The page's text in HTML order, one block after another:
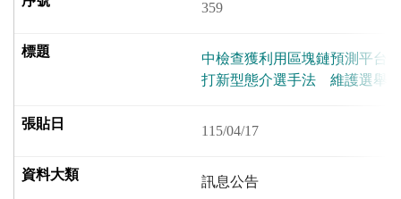
359
中檢查獲利用區塊鏈預測平台
打新型態介選手法 維護選舉
115/04/17
訊息公告